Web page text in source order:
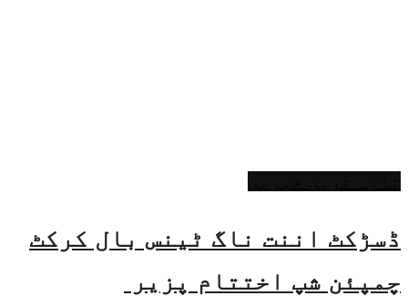
ڈسڑکٹ اننت ناگ ٹینس بال کرکٹ
چمپئن شپ اختتام پزیر